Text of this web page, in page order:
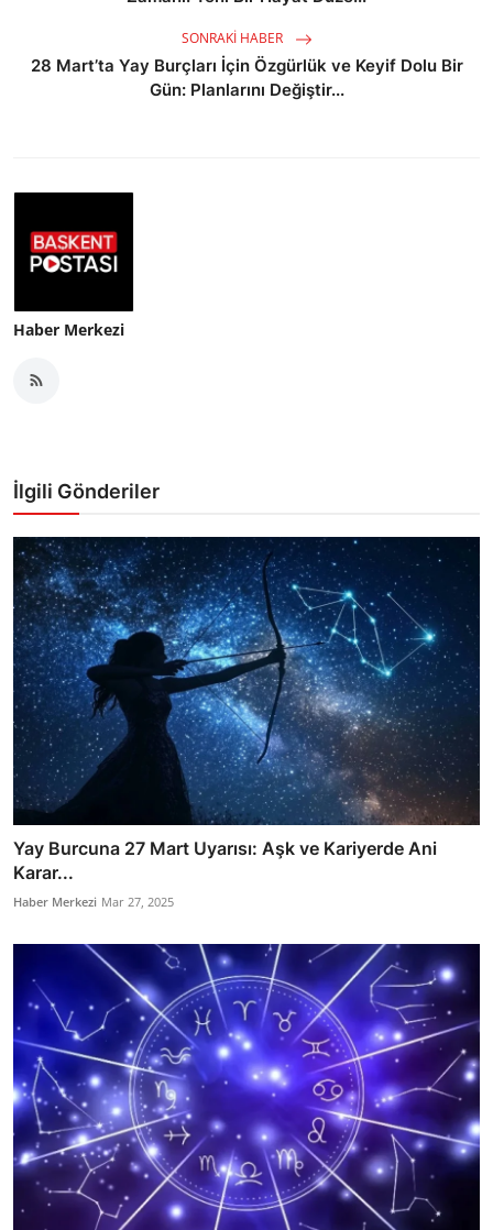
SONRAKI HABER
28 Mart’ta Yay Burçları İçin Özgürlük ve Keyif Dolu Bir
Gün: Planlarını Değiştir...
Haber Merkezi
İlgili Gönderiler
Yay Burcuna 27 Mart Uyarısı: Aşk ve Kariyerde Ani
Karar...
Haber Merkezi Mar 27, 2025